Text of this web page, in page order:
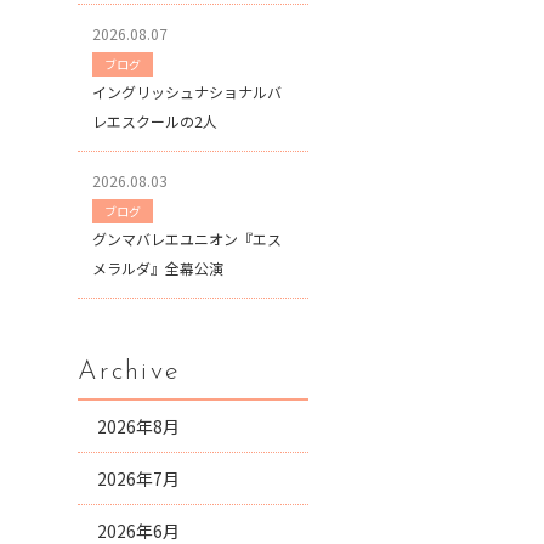
2026.08.07
ブログ
イングリッシュナショナルバ
レエスクールの2人
2026.08.03
ブログ
グンマバレエユニオン『エス
メラルダ』全幕公演
Archive
2026年8月
2026年7月
2026年6月